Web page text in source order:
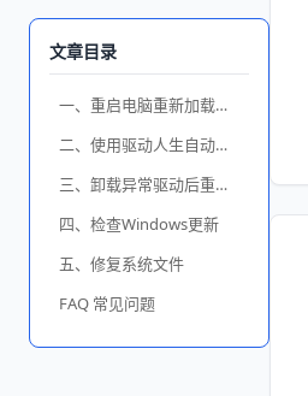
文章目录
一、重启电脑重新加载驱动
二、使用驱动人生自动修复驱动
三、卸载异常驱动后重新安装
四、检查Windows更新
五、修复系统文件
FAQ 常见问题